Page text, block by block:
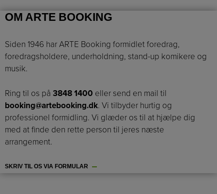
OM ARTE BOOKING
Siden 1946 har ARTE Booking formidlet foredrag,
foredragsholdere, underholdning, stand-up komikere og
musik.
Ring til os på 3848 1400 eller send en mail til
booking@artebooking.dk. Vi tilbyder hurtig og
professionel formidling. Vi glæder os til at hjælpe dig
med at finde den rette person til jeres næste
arrangement.
SKRIV TIL OS VIA FORMULAR